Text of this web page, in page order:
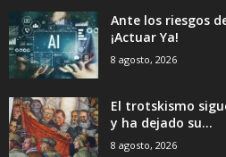
Ante los riesgos
¡Actuar Ya!
8 agosto, 2026
El trotskismo
y ha dejado su...
8 agosto, 2026